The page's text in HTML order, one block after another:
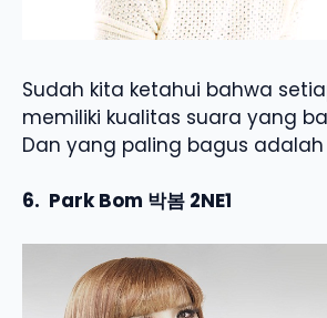
Sudah kita ketahui bahwa
memiliki kualitas suara yang
Dan yang paling bagus
6. Park Bom 박봄 2NE1